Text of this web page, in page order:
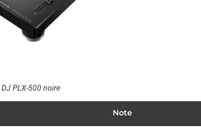
PLX-500 noire
Note